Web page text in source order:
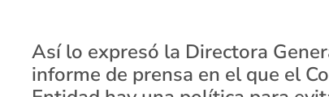
Así lo expresó la Directora
informe de prensa en el que el